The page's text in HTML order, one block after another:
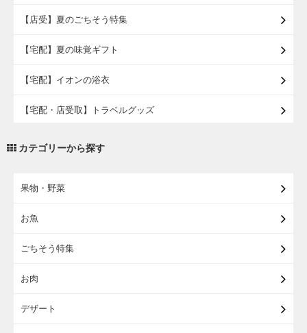
【店受】夏のごちそう特集
【宅配】夏の味覚ギフト
【宅配】イオンの浴衣
【宅配・店受取】トラベルグッズ
カテゴリーから探す
果物・野菜
お魚
ごちそう特集
お肉
デザート